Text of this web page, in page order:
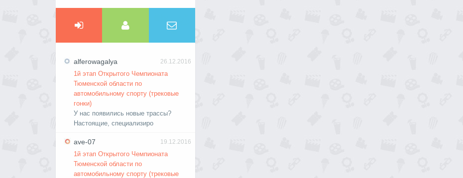
26.12.2016
alferowagalya
1й этап Открытого Чемпионата
Тюменской области по
автомобильному спорту (трековые
гонки)
У нас появились новые трассы?
Настоящие, специализиро
19.12.2016
ave-07
1й этап Открытого Чемпионата
Тюменской области по
автомобильному спорту (трековые